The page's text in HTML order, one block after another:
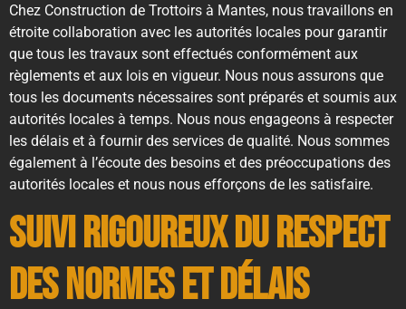
Chez Construction de Trottoirs à Mantes, nous travaillons en
étroite collaboration avec les autorités locales pour garantir
que tous les travaux sont effectués conformément aux
règlements et aux lois en vigueur. Nous nous assurons que
tous les documents nécessaires sont préparés et soumis aux
autorités locales à temps. Nous nous engageons à respecter
les délais et à fournir des services de qualité. Nous sommes
également à l’écoute des besoins et des préoccupations des
autorités locales et nous nous efforçons de les satisfaire.
Suivi Rigoureux du Respect
des Normes et Délais